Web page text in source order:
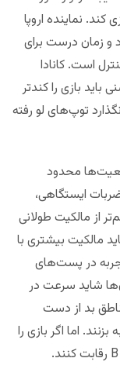
کند. نماینده اروپا
و زمان درست برای
است. کانادا
بازی را کندتر
توپ‌های لو رفته
محدود
ایستگاهی،
از مالکیت طولانی
مالکیت بیشتری با
در پست‌های
شاید سرعت در
بد از دست
اما اگر بازی را